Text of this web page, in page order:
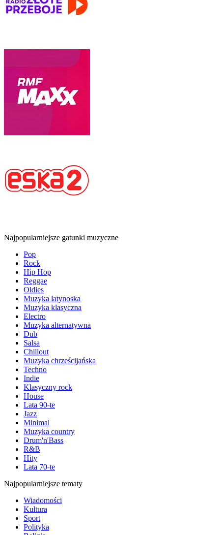
Najpopularniejsze gatunki muzyczne
Pop
Rock
Hip Hop
Reggae
Oldies
Muzyka latynoska
Muzyka klasyczna
Electro
Muzyka alternatywna
Dub
Salsa
Chillout
Muzyka chrześcijańska
Techno
Indie
Klasyczny rock
House
Lata 90-te
Jazz
Minimal
Muzyka country
Drum'n'Bass
R&B
Hity
Lata 70-te
Najpopularniejsze tematy
Wiadomości
Kultura
Sport
Polityka